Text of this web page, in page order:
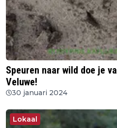
Speuren naar wild doe je
Veluwe!
30 januari 2024
Lokaal